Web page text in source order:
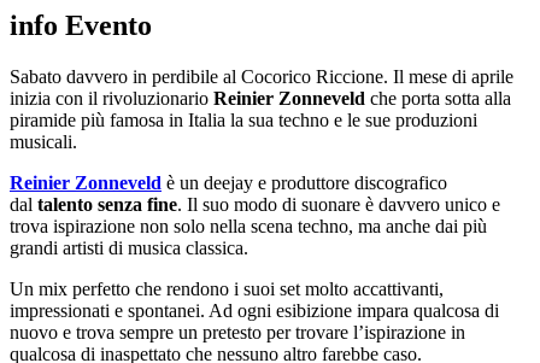
info Evento
Sabato davvero in perdibile al Cocorico Riccione. Il mese di aprile
inizia con il rivoluzionario Reinier Zonneveld che porta sotta alla
piramide più famosa in Italia la sua techno e le sue produzioni
musicali.
Reinier Zonneveld è un deejay e produttore discografico
dal talento senza fine. Il suo modo di suonare è davvero unico e
trova ispirazione non solo nella scena techno, ma anche dai più
grandi artisti di musica classica.
Un mix perfetto che rendono i suoi set molto accattivanti,
impressionati e spontanei. Ad ogni esibizione impara qualcosa di
nuovo e trova sempre un pretesto per trovare l’ispirazione in
qualcosa di inaspettato che nessuno altro farebbe caso.